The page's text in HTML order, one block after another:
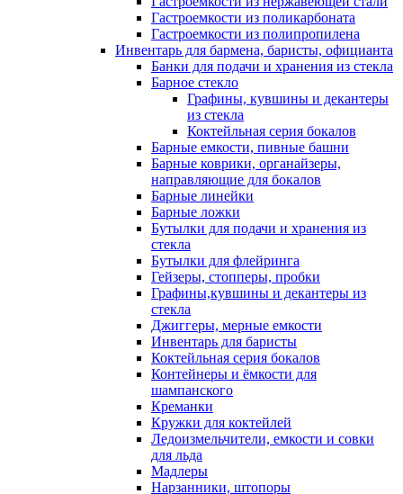
Гастроемкости из поликарбоната
Гастроемкости из полипропилена
Инвентарь для бармена, баристы, официанта
Банки для подачи и хранения из стекла
Барное стекло
Графины, кувшины и декантеры
из стекла
Коктейльная серия бокалов
Барные емкости, пивные башни
Барные коврики, органайзеры,
направляющие для бокалов
Барные линейки
Барные ложки
Бутылки для подачи и хранения из
стекла
Бутылки для флейринга
Гейзеры, стопперы, пробки
Графины,кувшины и декантеры из
стекла
Джиггеры, мерные емкости
Инвентарь для баристы
Коктейльная серия бокалов
Контейнеры и ёмкости для
шампанского
Креманки
Кружки для коктейлей
Ледоизмельчители, емкости и совки
для льда
Мадлеры
Нарзанники, штопоры